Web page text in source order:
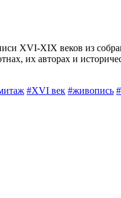
XVI-XIX веков из
их авторах и
#XVI век #живопись